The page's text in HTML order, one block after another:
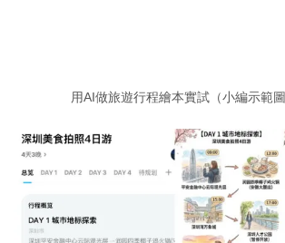
用AI做旅遊行程繪本實試（小編示範圖